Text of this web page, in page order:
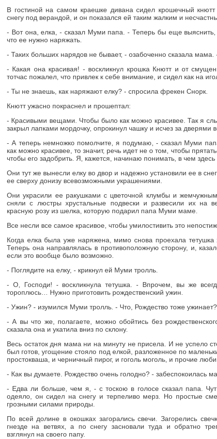
В гостиной на самом краешке дивана сидел крошечный
снегу под верандой, и он показался ей таким жалким и
- Вот она, елка, - сказал Муми папа. - Теперь бы еще выяснить,
что ее нужно наряжать.
- Таких больших нарядов не бывает, - озабоченно сказала мама.
- Какая она красивая! - воскликнул крошка Кнютт и от
тотчас пожалел, что привлек к себе внимание, и сидел как на
- Ты не знаешь, как наряжают елку? - спросила фрекен Снорк.
Кнютт ужасно покраснел и прошептал:
- Красивыми вещами. Чтобы было как можно красивее. Так я
закрыл лапками мордочку, опрокинул чашку и исчез за дверями
- А теперь немножко помолчите, я подумаю, - сказал Муми
как можно красивее, то значит, речь идет не о том, чтобы
чтобы его задобрить. Я, кажется, начинаю понимать, в чем
Они тут же вынесли елку во двор и надежно установили ее в
ее сверху донизу всевозможными украшениями.
Они украсили ее ракушками с цветочной клумбы и
сняли с люстры хрустальные подвески и развесили их на
красную розу из шелка, которую подарил папа Муми маме.
Все несли все самое красивое, чтобы умилостивить это
Когда елка была уже наряжена, мимо снова проехала
Теперь она направлялась в противоположную сторону, и,
если это вообще было возможно.
- Поглядите на елку, - крикнул ей Муми тролль.
- О, Господи! - воскликнула тетушка. - Впрочем, вы же
тороплюсь… Нужно приготовить рождественский ужин.
- Ужин? - изумился Муми тролль. - Что, Рождество тоже
- А вы что же, полагаете, можно обойтись без
сказала она и укатила вниз по склону.
Весь остаток дня мама ни на минуту не присела. И не успело
был готов, угощение стояло под елкой, разложенное по
простокваша, и черничный пирог, и гоголь моголь, и прочие
- Как вы думаете. Рождество очень голодно? - забеспокоилась
- Едва ли больше, чем я, - с тоскою в голосе сказал папа.
одеяло, он сидел на снегу и терпеливо мерз. Но простые
грозными силами природы.
По всей долине в окошках загорались свечи. Загорелись
гнезде на ветвях, а по снегу засновали туда и обратно
взглянул на своего папу.